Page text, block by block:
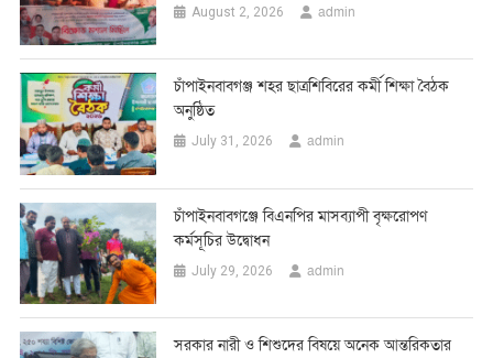
August 2, 2026 admin
চাঁপাইনবাবগঞ্জ শহর ছাত্রশিবিরের কর্মী শিক্ষা বৈঠক
অনুষ্ঠিত
July 31, 2026 admin
চাঁপাইনবাবগঞ্জে বিএনপির মাসব্যাপী বৃক্ষরোপণ
কর্মসূচির উদ্বোধন
July 29, 2026 admin
সরকার নারী ও শিশুদের বিষয়ে অনেক আন্তরিকতার